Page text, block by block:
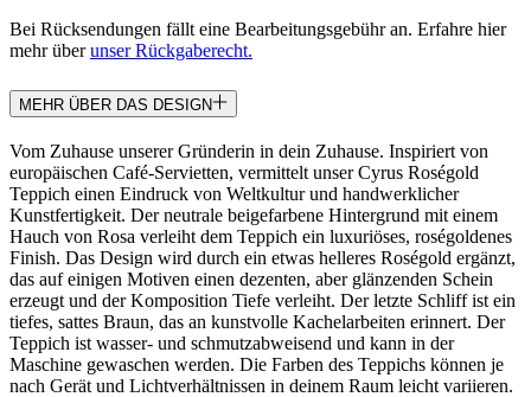
Bei Rücksendungen fällt eine Bearbeitungsgebühr an. Erfahre hier
mehr überunser Rückgaberecht.
MEHR ÜBER DAS DESIGN
Vom Zuhause unserer Gründerin in dein Zuhause. Inspiriert von
europäischen Café-Servietten, vermittelt unser Cyrus Roségold
Teppich einen Eindruck von Weltkultur und handwerklicher
Kunstfertigkeit. Der neutrale beigefarbene Hintergrund mit einem
Hauch von Rosa verleiht dem Teppich ein luxuriöses, roségoldenes
Finish. Das Design wird durch ein etwas helleres Roségold ergänzt,
das auf einigen Motiven einen dezenten, aber glänzenden Schein
erzeugt und der Komposition Tiefe verleiht. Der letzte Schliff ist ein
tiefes, sattes Braun, das an kunstvolle Kachelarbeiten erinnert. Der
Teppich ist wasser- und schmutzabweisend und kann in der
Maschine gewaschen werden. Die Farben des Teppichs können je
nach Gerät und Lichtverhältnissen in deinem Raum leicht variieren.